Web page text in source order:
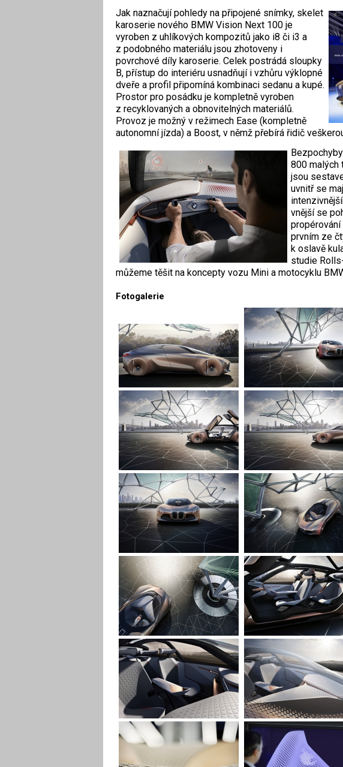
Jak naznačují pohledy na připojené snímky, skelet
karoserie nového BMW Vision Next 100 je
vyroben z uhlíkových kompozitů jako i8 či i3 a
z podobného materiálu jsou zhotoveny i
povrchové díly karoserie. Celek postrádá sloupky
B, přístup do interiéru usnadňují i vzhůru výklopné
dveře a profil připomíná kombinaci sedanu a kupé.
Prostor pro posádku je kompletně vyroben
z recyklovaných a obnovitelných materiálů.
Provoz je možný v režimech Ease (kompletně
autonomní jízda) a Boost, v němž přebírá řidič
800 malých
jsou
uvnitř se
vnější se
propérování
prvním ze
k oslavě
studie
můžeme těšit na koncepty vozu Mini a motocyklu
Fotogalerie